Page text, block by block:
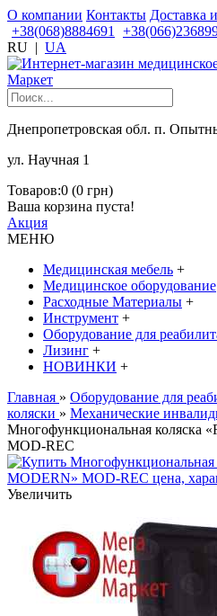
О компании Контакты Доставка
+38(068)8884691
RU | UA
Днепропетровская обл. п.
ул. Научная 1
Товаров:0 (0 грн)
Ваша корзина пуста!
Акция
МЕНЮ
Медицинская мебель +
Медицинское оборудование
Расходные Материалы +
Инструмент +
Оборудование для
Лизинг +
НОВИНКИ +
Главная » Оборудование для
коляски » Механические
Многофункциональная коляска
MOD-REC
Увеличить